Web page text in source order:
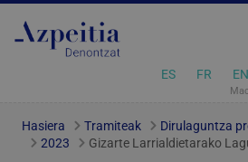
ES FR EN
Hasiera Tramiteak Dirulaguntza
2023
Gizarte Larrialdietarako